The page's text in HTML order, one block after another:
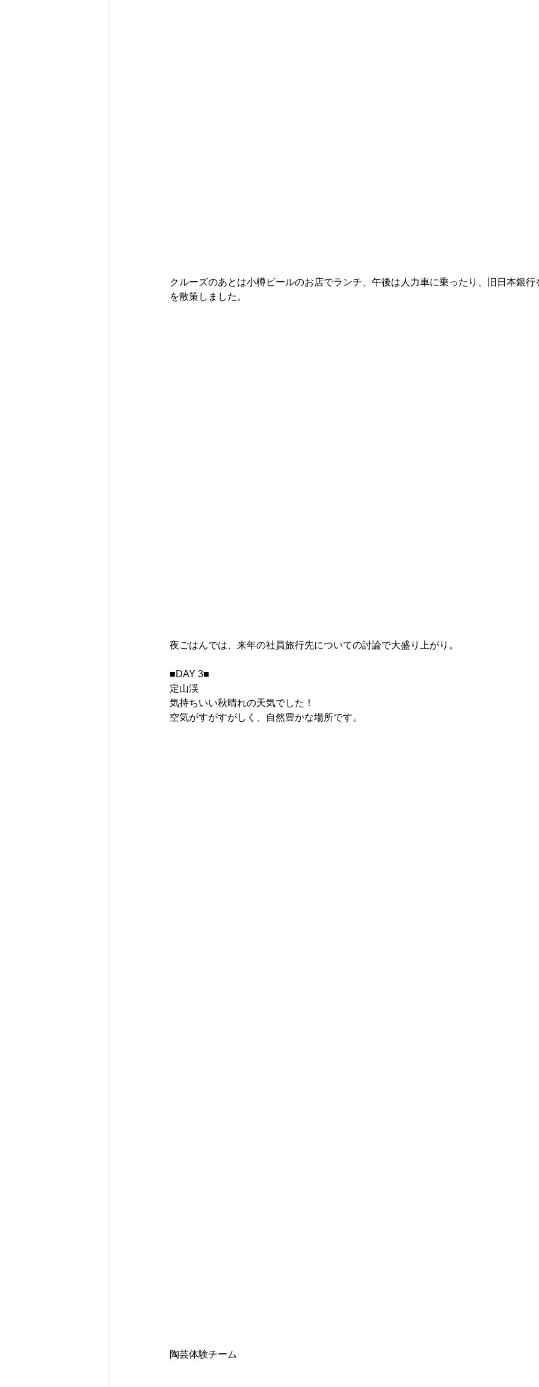
クルーズのあとは小樽ビールのお店でランチ、午後は人力車に乗ったり、旧日本銀行
を散策しました。
夜ごはんでは、来年の社員旅行先についての討論で大盛り上がり。
■DAY 3■
定山渓
気持ちいい秋晴れの天気でした！
空気がすがすがしく、自然豊かな場所です。
陶芸体験チーム